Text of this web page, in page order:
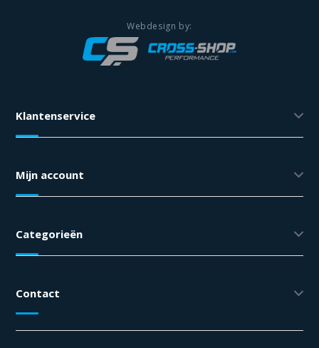
Klantenservice
Mijn account
Categorieën
Contact